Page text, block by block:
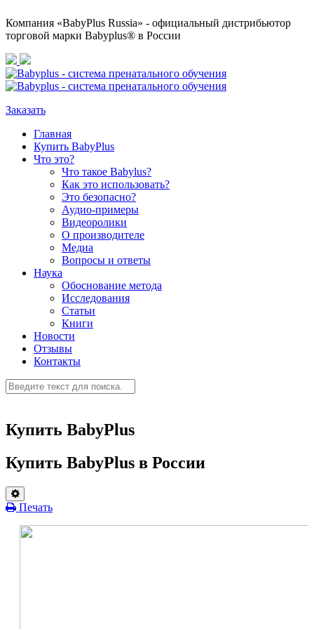
Компания «BabyPlus Russia» - официальный дистрибьютор
торговой марки Babyplus® в России
Заказать
Главная
Купить BabyPlus
Что это?
Что такое Babylus?
Как это использовать?
Это безопасно?
Аудио-примеры
Видеоролики
О производителе
Медиа
Вопросы и ответы
Наука
Обоснование метода
Исследования
Статьи
Книги
Новости
Отзывы
Контакты
Купить BabyPlus
Купить BabyPlus в России
Печать